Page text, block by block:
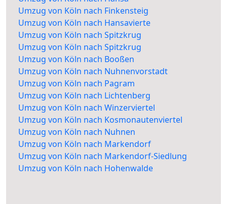
Umzug von Köln nach Finkensteig
Umzug von Köln nach Hansavierte
Umzug von Köln nach Spitzkrug
Umzug von Köln nach Spitzkrug
Umzug von Köln nach Booßen
Umzug von Köln nach Nuhnenvorstadt
Umzug von Köln nach Pagram
Umzug von Köln nach Lichtenberg
Umzug von Köln nach Winzerviertel
Umzug von Köln nach Kosmonautenviertel
Umzug von Köln nach Nuhnen
Umzug von Köln nach Markendorf
Umzug von Köln nach Markendorf-Siedlung
Umzug von Köln nach Hohenwalde